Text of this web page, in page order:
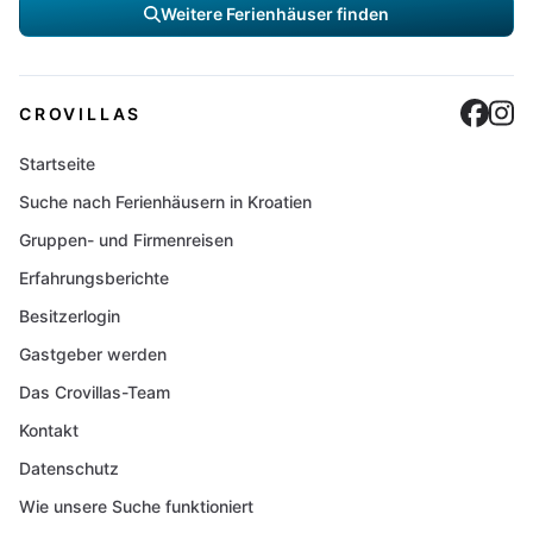
Weitere Ferienhäuser finden
CROVILLAS
Startseite
Suche nach Ferienhäusern in Kroatien
Gruppen- und Firmenreisen
Erfahrungsberichte
Besitzerlogin
Gastgeber werden
Das Crovillas-Team
Kontakt
Datenschutz
Wie unsere Suche funktioniert